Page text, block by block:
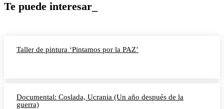
Te puede interesar_
Taller de pintura ‘Pintamos por la PAZ’
Documental: Coslada, Ucrania (Un año después de la
guerra)